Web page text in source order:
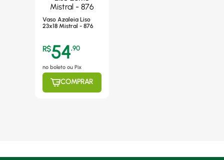
Vaso Azaleia Liso
23x18 Mistral - 876
R$54,90
no boleto ou Pix
COMPRAR